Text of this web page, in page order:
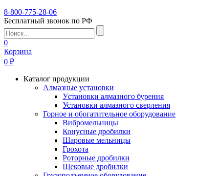
8-800-775-28-06
Бесплатный звонок по РФ
0
Корзина
0 ₽
Каталог продукции
Алмазные установки
Уcтановки алмазного бурения
Установки алмазного сверления
Горное и обогатительное оборудование
Вибромельницы
Конусные дробилки
Шаровые мельницы
Грохота
Роторные дробилки
Щековые дробилки